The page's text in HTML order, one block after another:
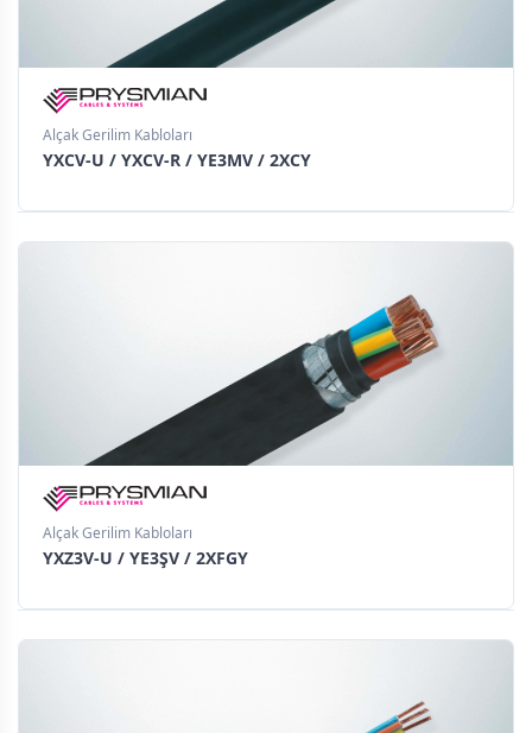
Alçak Gerilim Kabloları
YXCV-U / YXCV-R / YE3MV / 2XCY
Alçak Gerilim Kabloları
YXZ3V-U / YE3ŞV / 2XFGY